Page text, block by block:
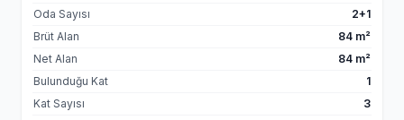
Oda Sayısı
2+1
Brüt Alan
84 m²
Net Alan
84 m²
Bulunduğu Kat
1
Kat Sayısı
3